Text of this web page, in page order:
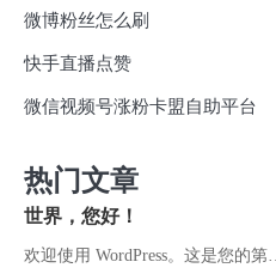
微博粉丝怎么刷
快手直播点赞
微信视频号涨粉卡盟自助平台
热门文章
世界，您好！
欢迎使用 WordPress。这是您的第…